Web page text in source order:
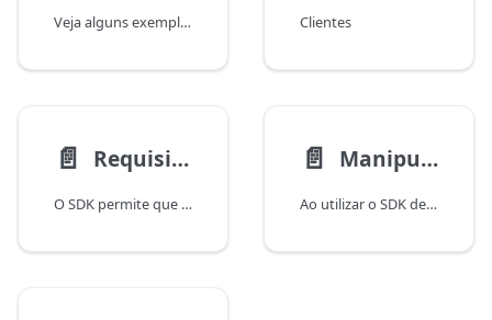
Veja alguns exemplos de integrações com o SDK de PHP: Clientes
📄️ Requisições HTTP customizadas
O SDK permite que seja enviado requisições customizadas para um cliente HTTP possivelmente customizado.
📄️ Manipulação de erros
Ao utilizar o SDK de PHP, espera-se que a integração seja robusta; sendo assim, é fundamental lidar com possíveis imprevistos da API ou do transporte de dados na forma de exceptions.